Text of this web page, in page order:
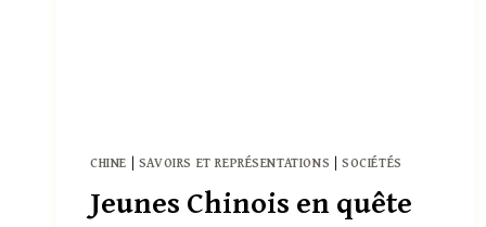
CHINE | SAVOIRS ET REPRÉSENTATIONS |SOCIÉTÉS
Jeunes Chinois en quête